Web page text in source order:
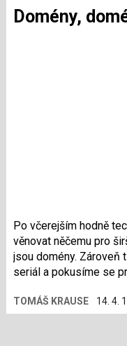
Domény,
Po včerejším hodně
věnovat něčemu pro
jsou domény. Zároveň
seriál a pokusíme se
TOMÁŠ KRAUSE 14. 4.